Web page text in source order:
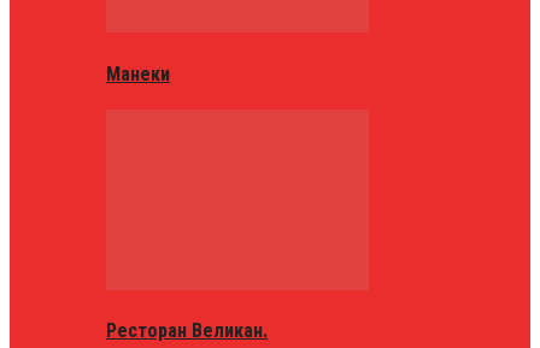
Манеки
Ресторан Великан.